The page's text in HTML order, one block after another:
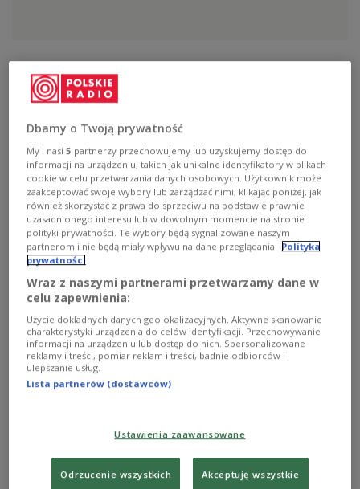
Krzysztof Kowalewski: premiera
komedii czy farsy jest rozpoznaniem w
boju
Ferdynand Goetel - ostatnia ofiara Katynia?
Dbamy o Twoją prywatność
My i nasi5 partnerzy przechowujemy lub uzyskujemy dostęp do
informacji na urządzeniu, takich jak unikalne identyfikatory w plikach
cookie w celu przetwarzania danych osobowych. Użytkownik może
zaakceptować swoje wybory lub zarządzać nimi, klikając poniżej, jak
również skorzystać z prawa do sprzeciwu na podstawie prawnie
uzasadnionego interesu lub w dowolnym momencie na stronie
polityki prywatności. Te wybory będą sygnalizowane naszym
partnerom i nie będą miały wpływu na dane przeglądania. Polityka
prywatności
Wraz z naszymi partnerami przetwarzamy dane w
celu zapewnienia:
Użycie dokładnych danych geolokalizacyjnych. Aktywne skanowanie
charakterystyki urządzenia do celów identyfikacji. Przechowywanie
informacji na urządzeniu lub dostęp do nich. Spersonalizowane
reklamy i treści, pomiar reklam i treści, badnie odbiorców i
ulepszanie usług.
Lista partnerów (dostawców)
Ustawienia zaawansowane
Odrzucenie wszystkich Akceptuję wszystkie